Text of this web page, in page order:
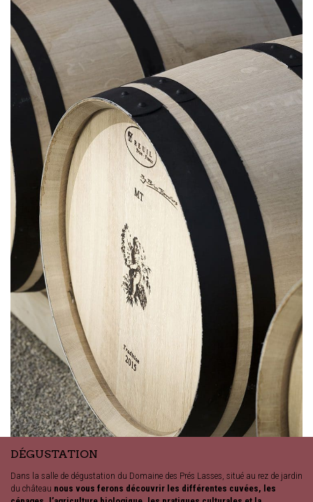
DÉGUSTATION
Dans la salle de dégustation du Domaine des Prés Lasses, situé au rez de jardin
du château nous vous ferons découvrir les différentes cuvées, les